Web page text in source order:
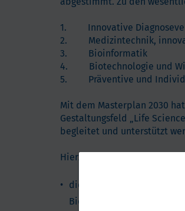
1. Innovative
2. Medizintechnik,
3. Bioinformatik
4. Biotechnologie und
5. Präventive und
Mit dem Masterplan 2030
Gestaltungsfeld „Life
begleitet und unterstützt
Hierzu gehören z.B.
die Intensivierung der
Biotechnologie,